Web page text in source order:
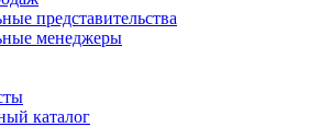
представительства
менеджеры
каталог